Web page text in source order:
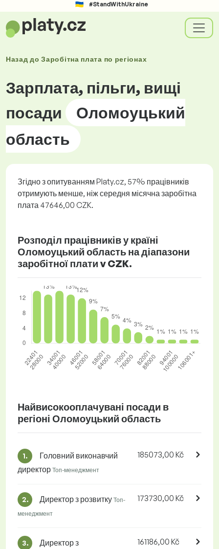
#StandWithUkraine
Назад доЗаробітна плата по регіонах
Зарплата, пільги, вищі
посади
Оломоуцький
область
Згідно з опитуванням Platy.cz, 57% працівників
отримують менше, ніж середня місячна заробітна
плата 47646,00 CZK.
Розподіл працівників у країні
Оломоуцький область на діапазони
заробітної плати v CZK.
Найвисокооплачувані посади в
регіоні Оломоуцький область
1.
Головний виконавчий
директор Топ-менеджмент
185073,00 Kč
2. Директор з розвитку Топ-
менеджмент
173730,00 Kč
3.
Директор з
161186,00 Kč